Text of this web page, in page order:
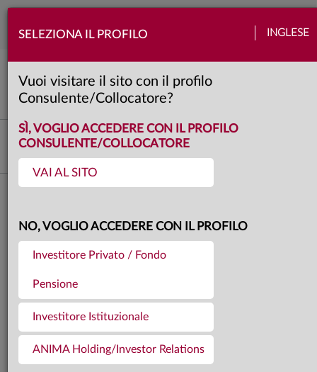
SELEZIONA IL PROFILO INGLESE
Vuoi visitare il sito con il profilo
Consulente/Collocatore?
SÌ, VOGLIO ACCEDERE CON IL PROFILO
CONSULENTE/COLLOCATORE
VAI AL SITO
NO, VOGLIO ACCEDERE CON IL PROFILO
Investitore Privato / Fondo
Pensione
Investitore Istituzionale
ANIMA Holding/Investor Relations
4 minuti
Investment Advisory
I MERCATI DI NOVEMBRE
2024
Novembre è stato un mese
costruttivo per i mercati finanziari: gli